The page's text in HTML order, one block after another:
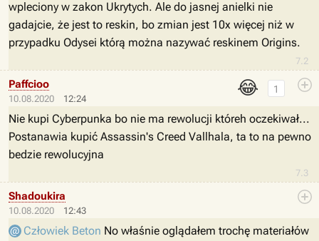
7.2
wpleciony w zakon Ukrytych. Ale do jasnej anielki nie
gadajcie, że jest to reskin, bo zmian jest 10x więcej niż w
przypadku Odysei którą można nazywać reskinem Origins.
10.08.2020 12:24
😂
7.3
1
Paffcioo
Nie kupi Cyberpunka bo nie ma rewolucji któreh oczekiwał...
Postanawia kupić Assassin's Creed Vallhala, ta to na pewno
bedzie rewolucyjna
10.08.2020 12:43
Shadoukira
Człowiek Beton No właśnie oglądałem trochę materiałów